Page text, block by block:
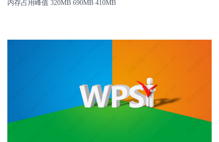
内存占用峰值 320MB 690MB 410MB